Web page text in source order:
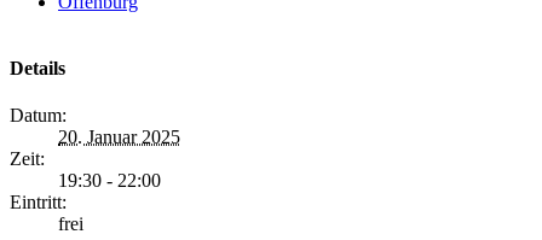
Details
Datum:
20. Januar 2025
Zeit:
19:30 - 22:00
Eintritt:
frei